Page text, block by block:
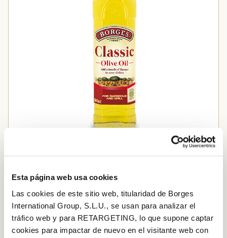
Esta página web usa cookies
Las cookies de este sitio web, titularidad de Borges
International Group, S.L.U., se usan para analizar el
tráfico web y para RETARGETING, lo que supone captar
cookies para impactar de nuevo en el visitante web con
PASO A PASO
Paso 1
Precalienta el horno a 220 ºC. Corta la coliflor en